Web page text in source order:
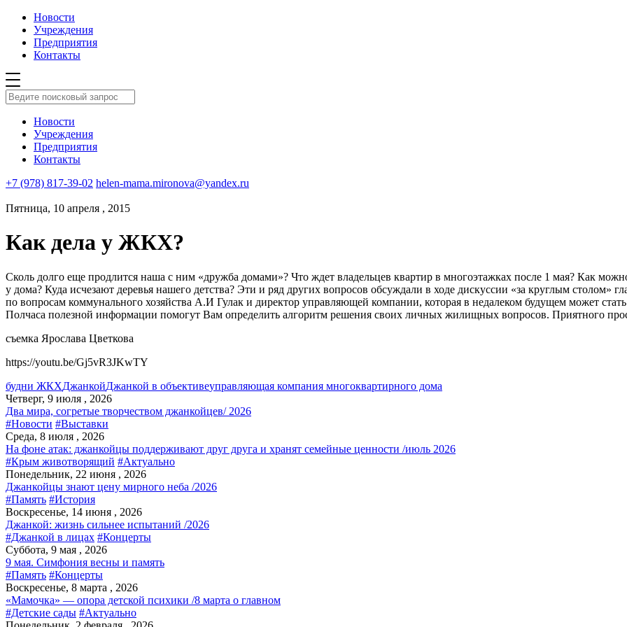
Новости
Учреждения
Предприятия
Контакты
Новости
Учреждения
Предприятия
Контакты
+7 (978) 817-39-02 helen-mama.mironova@yandex.ru
Пятница, 10 апреля , 2015
Как дела у ЖКХ?
Сколь долго еще продлится наша с ним «дружба домами»? Что ждет владельцев квартир в многоэтажках после 1 мая? Как
у дома? Куда исчезают деревья нашего детства? Эти и ряд других вопросов обсуждали в ходе дискуссии «за круглым столом»
по вопросам коммунального хозяйства А.И Гулак и директор управляющей компании, которая в недалеком будущем может
Полчаса полезной информации помогут Вам определить алгоритм решения своих личных жилищных вопросов. Приятного
съемка Ярослава Цветкова
https://youtu.be/Gj5vR3JKwTY
будни ЖКХДжанкойДжанкой в объективеуправляющая компания многоквартирного дома
Четверг, 9 июля , 2026
Два мира, согретые творчеством джанкойцев/ 2026
#Новости #Выставки
Среда, 8 июля , 2026
На фоне атак: джанкойцы поддерживают друг друга и хранят семейные ценности /июль 2026
#Крым животворящий #Актуально
Понедельник, 22 июня , 2026
Джанкойцы знают цену мирного неба /2026
#Память #История
Воскресенье, 14 июня , 2026
Джанкой: жизнь сильнее испытаний /2026
#Джанкой в лицах #Концерты
Суббота, 9 мая , 2026
9 мая. Симфония весны и память
#Память #Концерты
Воскресенье, 8 марта , 2026
«Мамочка» — опора детской психики /8 марта о главном
#Детские сады #Актуально